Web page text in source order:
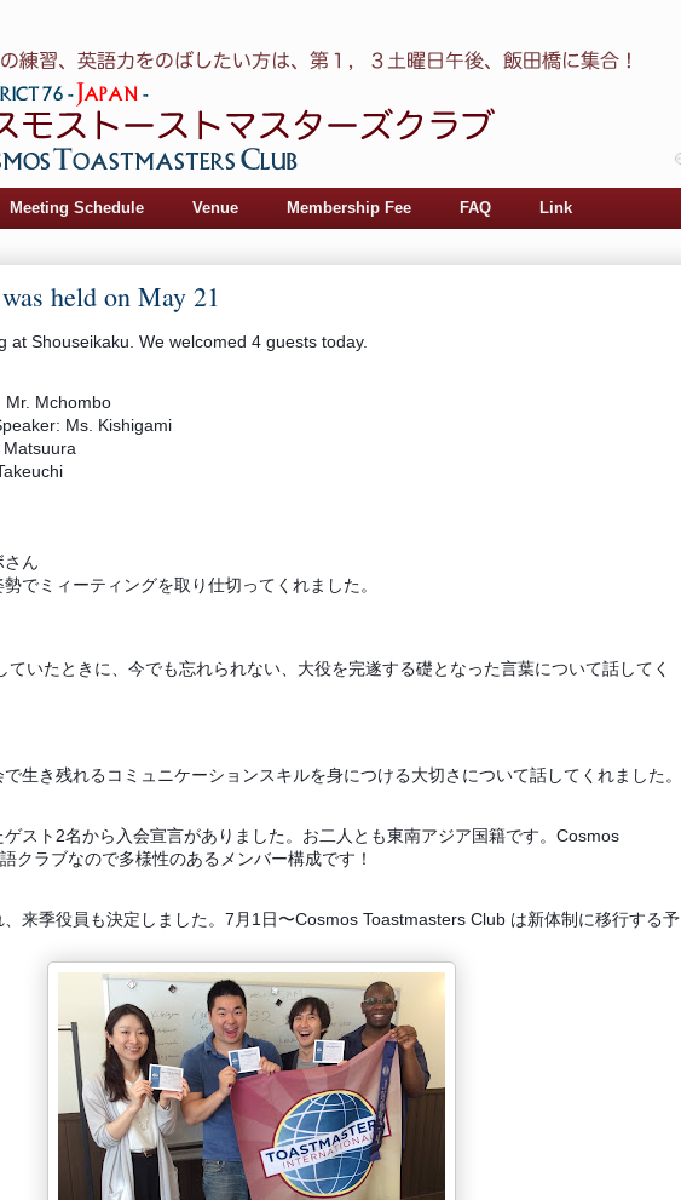
Meeting Schedule Venue Membership Fee FAQ Link
held on May 21
at Shouseikaku. We welcomed 4 guests today.
Mr. Mchombo
Ms. Kishigami
さん
でミィーティングを取り仕切ってくれました。
ていたときに、今でも忘れられない、大役を完遂する礎となった言葉について話してく
生き残れるコミュニケーションスキルを身につける大切さについて話してくれました。
スト2名から入会宣言がありました。お二人とも東南アジア国籍です。Cosmos
クラブなので多様性のあるメンバー構成です！
来季役員も決定しました。7月1日〜Cosmos Toastmasters Club は新体制に移行する予